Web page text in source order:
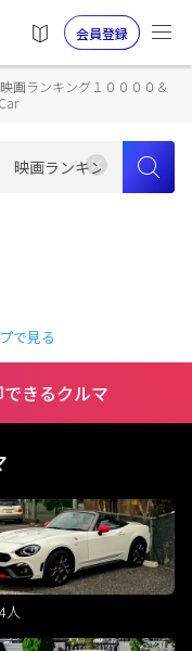
会員登録
ランキング１００００＆
で見る
きるクルマ
人